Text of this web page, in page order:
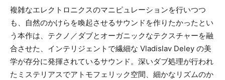
複雑なエレクトロニクスのマニピュレーションを行いつつ
も、自然のかけらを喚起させるサウンドを作りたかったとい
う本作は、テクノ／ダブとオーガニックなテクスチャーを融
合させた、インテリジェントで繊細な Vladislav Deley の美
学が存分に発揮されているサウンド。深いダブ処理が行われ
たミステリアスでアトモフェリック空間、細かなリズムのか